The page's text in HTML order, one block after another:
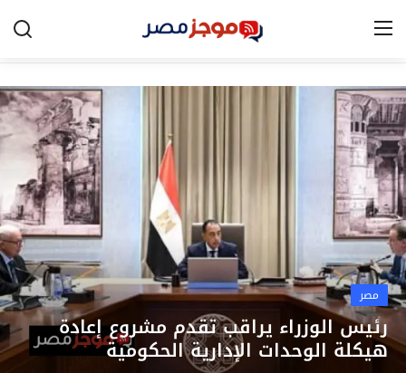
الرئيسية
مصر
الخليج
العالم
الرياضة
اقتصاد
تكنولوجيا
مصر
رئيس الوزراء يراقب تقدم مشروع إعادة
هيكلة الوحدات الإدارية الحكومية